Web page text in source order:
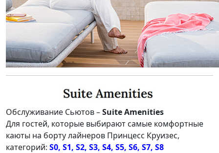
Обслуживание Сьютов –Suite Amenities
Для гостей, которые выбирают самые комфортные
каюты на борту лайнеров Принцесс Круизес,
категорий: S0, S1, S2, S3, S4, S5, S6, S7, S8